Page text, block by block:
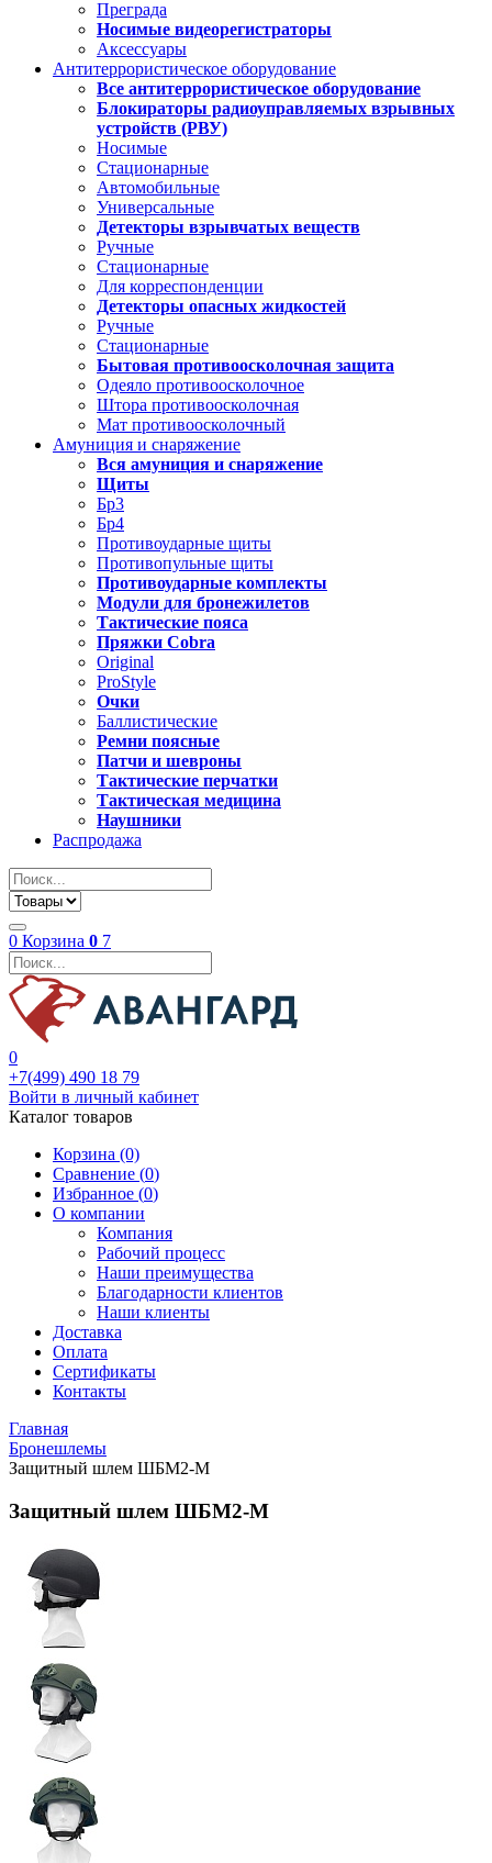
Преграда
Носимые видеорегистраторы
Аксессуары
Антитеррористическое оборудование
Все антитеррористическое оборудование
Блокираторы радиоуправляемых взрывных
устройств (РВУ)
Носимые
Стационарные
Автомобильные
Универсальные
Детекторы взрывчатых веществ
Ручные
Стационарные
Для корреспонденции
Детекторы опасных жидкостей
Ручные
Стационарные
Бытовая противоосколочная защита
Одеяло противоосколочное
Штора противоосколочная
Мат противоосколочный
Амуниция и снаряжение
Вся амуниция и снаряжение
Щиты
Бр3
Бр4
Противоударные щиты
Противопульные щиты
Противоударные комплекты
Модули для бронежилетов
Тактические пояса
Пряжки Cobra
Original
ProStyle
Очки
Баллистические
Ремни поясные
Патчи и шевроны
Тактические перчатки
Тактическая медицина
Наушники
Распродажа
0 Корзина 0 7
0
+7(499) 490 18 79
Войти в личный кабинет
Каталог товаров
Корзина (0)
Сравнение (0)
Избранное (0)
О компании
Компания
Рабочий процесс
Наши преимущества
Благодарности клиентов
Наши клиенты
Доставка
Оплата
Сертификаты
Контакты
Главная
Бронешлемы
Защитный шлем ШБМ2-М
Защитный шлем ШБМ2-М